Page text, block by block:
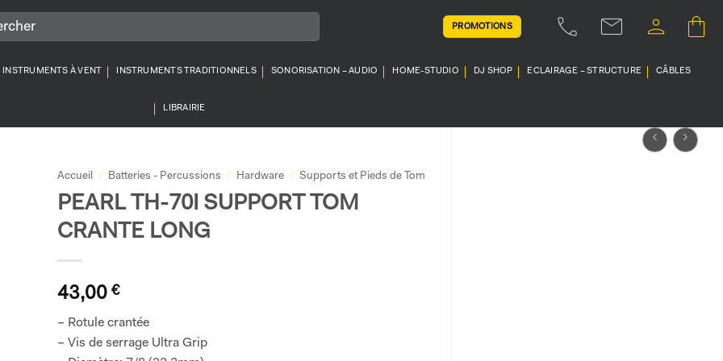
PROMOTIONS
INSTRUMENTS À VENT INSTRUMENTS TRADITIONNELS SONORISATION – AUDIO HOME-STUDIO DJ SHOP ECLAIRAGE – STRUCTURE CÂBLES
LIBRAIRIE
Accueil / Batteries - Percussions / Hardware / Supports et Pieds de Tom
PEARL TH-70I SUPPORT TOM
CRANTE LONG
43,00 €
– Rotule crantée
– Vis de serrage Ultra Grip